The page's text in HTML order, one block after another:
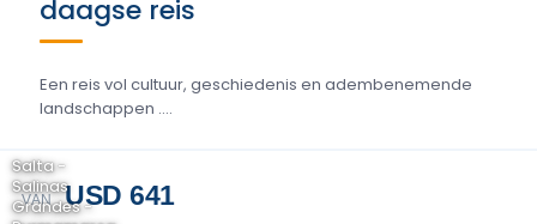
daagse reis
Een reis vol cultuur, geschiedenis en adembenemende
landschappen ....
VAN USD 641
Salta -
Salinas
Grandes -